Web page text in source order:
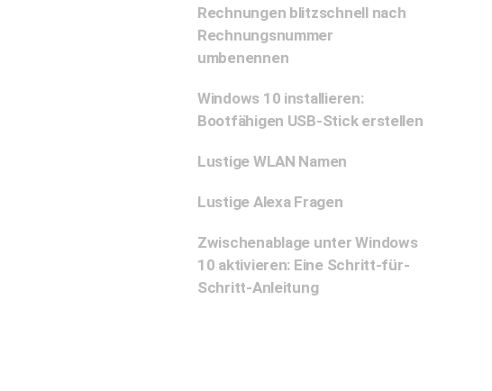
Rechnungen blitzschnell nach
Rechnungsnummer
umbenennen
Windows 10 installieren:
Bootfähigen USB-Stick erstellen
Lustige WLAN Namen
Lustige Alexa Fragen
Zwischenablage unter Windows
10 aktivieren: Eine Schritt-für-
Schritt-Anleitung